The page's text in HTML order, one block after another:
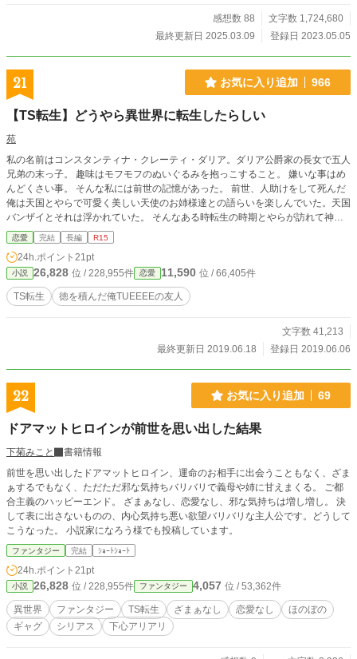
ンテリペリ」？ これが俺？ どういうことだ、女神様！ 美
少女に転生した上に、勇者としての能力はそのまま。しか
けがえのない仲間と出会い、この世界を狙う邪悪な存在が世
して敵を次々と打ち倒すけど……こんな化け物じみた力を貴
今、最強貴族令嬢として新たな伝説が幕を開ける！ ※本作は
小説家になろう、カクヨム、アルファポリスに同時掲載を行
なっております。
感想数 88
文字数 1,724,680
最終更新日 2025.03.09
登録日 2023.05.05
21 お気に入り追加 966
【TS転生】どうやら異世界に転生したらしい
苑
私の名前はコンスタンティナ・クレーティ・ダリア。ダリア公爵家の長女で五人
兄弟の末っ子。 趣味はモフモフのぬいぐるみを抱っこすること。 嫌いな事はめ
んどくさい事。 そんな私には前世の記憶があった。 前世、人助けをして死んだ
俺は天国とやらで可愛く美しい天使のお姉様達との語らいを楽しんでいた。天国
バンザイとそれは浮かれていた。 そんなある時転生の時期とやらが訪れて神様
が言った。 「二種類の転生先がありますがあなたはどちらがよろしいです
か？」 と… 神様の魔法だろうか、頭に映し出されたのは地球で、なんと俺の姪
っ子の息子として転生する。というパターンと 見たことの無い世界、魔法やフ
ァンタジーの世界にしかいないと思っていた生き物が普通に生息する異世界でそ
こそこ裕福な貴族の息子として生まれ変わるというパターン 生前の徳を積んだ
実績によりランク分けされ、更に選択肢がレベルアップするらしい転生先の種類
も無く。 平和な地球ラブなので地球を選んだ。 選んだはずだった…
恋愛 完結 長編 R15
24h.ポイント 21pt
小説 26,828 位 / 228,955件 恋愛 11,590 位 / 66,405件
TS転生 徳を積んだ俺TUEEEEの友人
文字数 41,213
最終更新日 2019.06.18
登録日 2019.06.06
22 お気に入り追加 69
ドアマットヒロインが前世を思い出した結果
下菊みこと
書籍情報
前世を思い出したドアマットヒロイン、運命のお相手に出会うこともなく、ざま
ぁするでもなく、ただただ邪な気持ちバリバリで義母や姉に甘えまくる。 ご都
合主義のハッピーエンド。 ざまぁなし、恋愛なし、邪な気持ちは増し増し。 決
して表に出さないものの、内心気持ち悪い欲望バリバリな主人公です。どうして
こうなった。 小説家になろう様でも投稿しています。
ファンタジー 完結 ｼｮｰﾄｼｮｰﾄ
24h.ポイント 21pt
小説 26,828 位 / 228,955件 ファンタジー 4,057 位 / 53,362件
異世界 ファンタジー TS転生 ざまぁなし 恋愛なし
ほのぼの
ギャグ
シリアス 下心アリアリ